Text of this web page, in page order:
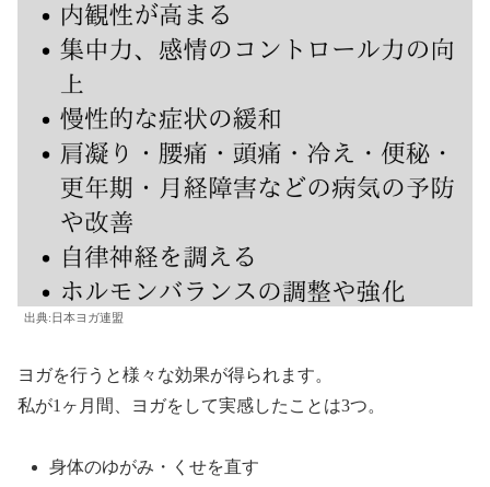
出典:日本ヨガ連盟
ヨガを行うと様々な効果が得られます。
私が1ヶ月間、ヨガをして実感したことは3つ。
身体のゆがみ・くせを直す